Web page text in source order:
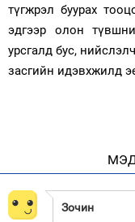
түгжрэл буурах
эдгээр олон
урсгалд бус,
засгийн идэвхжилд